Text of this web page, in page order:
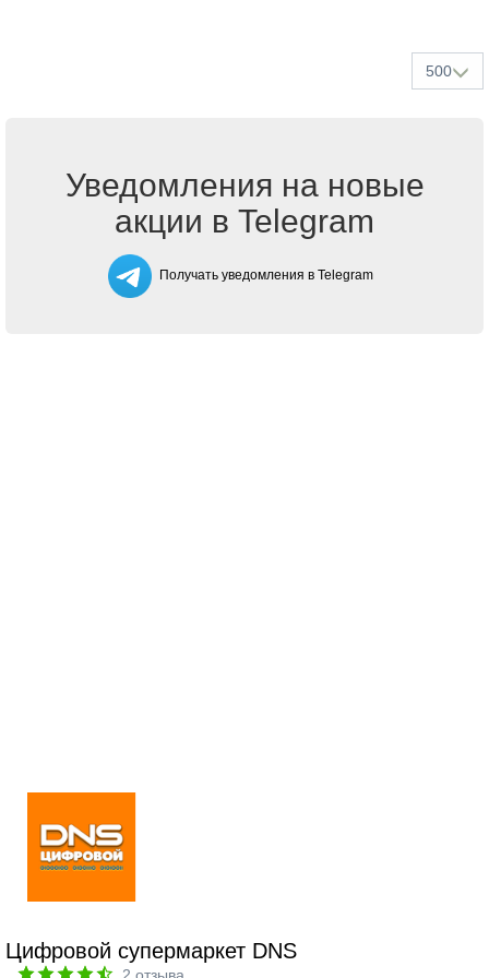
500
Уведомления на новые
акции в Telegram
Получать уведомления в Telegram
Цифровой супермаркет DNS